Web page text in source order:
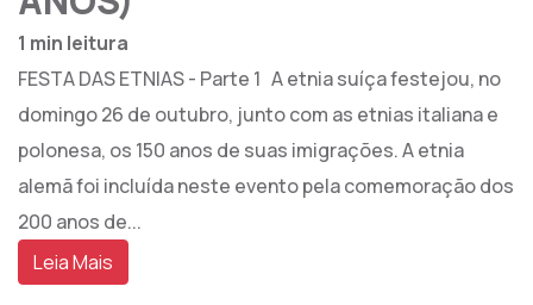
1 min leitura
FESTA DAS ETNIAS - Parte 1 A etnia suíça festejou, no
domingo 26 de outubro, junto com as etnias italiana e
polonesa, os 150 anos de suas imigrações. A etnia
alemã foi incluída neste evento pela comemoração dos
200 anos de...
Leia Mais